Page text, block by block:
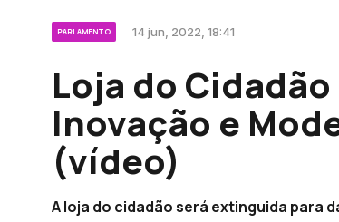
PARLAMENTO 14 jun, 2022, 18:41
Loja do
Inovação e
(vídeo)
A loja do cidadão será extinguida para